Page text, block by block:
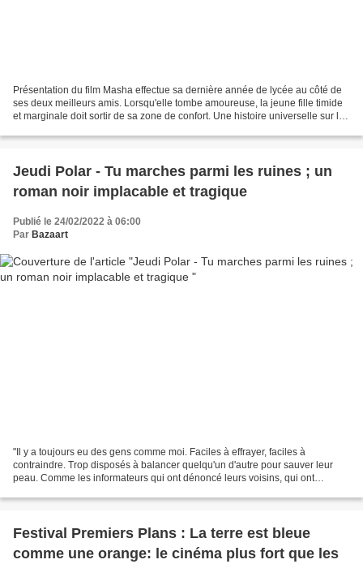
Présentation du film Masha effectue sa dernière année de lycée au côté de
ses deux meilleurs amis. Lorsqu'elle tombe amoureuse, la jeune fille timide
et marginale doit sortir de sa zone de confort. Une histoire universelle sur la
Jeudi Polar - Tu marches parmi les ruines ; un
roman noir implacable et tragique
Publié le 24/02/2022 à 06:00
Par Bazaart
"Il y a toujours eu des gens comme moi. Faciles à effrayer, faciles à
contraindre. Trop disposés à balancer quelqu'un d'autre pour sauver leur
peau. Comme les informateurs qui ont dénoncé leurs voisins, qui ont
Festival Premiers Plans : La terre est bleue
comme une orange: le cinéma plus fort que les